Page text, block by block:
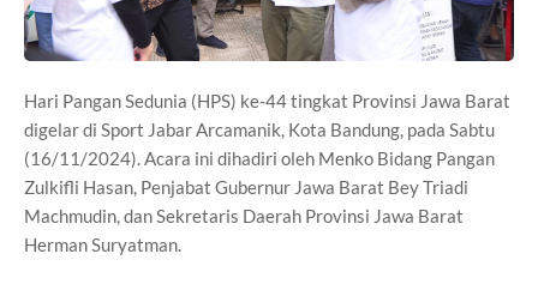
Hari Pangan Sedunia (HPS) ke-44 tingkat Provinsi Jawa Barat
digelar di Sport Jabar Arcamanik, Kota Bandung, pada Sabtu
(16/11/2024). Acara ini dihadiri oleh Menko Bidang Pangan
Zulkifli Hasan, Penjabat Gubernur Jawa Barat Bey Triadi
Machmudin, dan Sekretaris Daerah Provinsi Jawa Barat
Herman Suryatman.